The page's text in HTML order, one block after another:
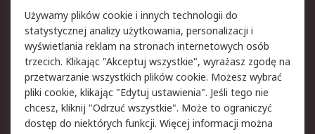
Aspekty prawne
Bezpieczeństwo e-
maila
Polityka dotycząca
plików cookie
Polityka prywatności
Użytkowanie witryny
Zastrzeżenia prawne
Warunki Sprzedaży
Używamy plików cookie i innych technologii do
statystycznej analizy użytkowania, personalizacji i
wyświetlania reklam na stronach internetowych osób
trzecich. Klikając "Akceptuj wszystkie", wyrażasz zgodę na
przetwarzanie wszystkich plików cookie. Możesz wybrać
pliki cookie, klikając "Edytuj ustawienia". Jeśli tego nie
chcesz, kliknij "Odrzuć wszystkie". Może to ograniczyć
dostęp do niektórych funkcji. Więcej informacji można